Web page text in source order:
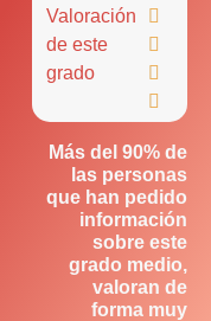
Valoración
de este
grado




Más del 90% de
las personas
que han pedido
información
sobre este
grado medio,
valoran de
forma muy